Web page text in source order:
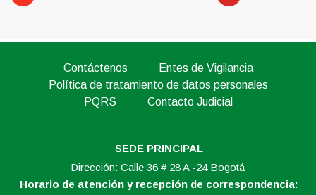
Contáctenos
Entes de Vigilancia
Política de tratamiento de datos personales
PQRS
Contacto Judicial
SEDE PRINCIPAL
Dirección: Calle 36 # 28 A -24 Bogotá
Horario de atención y recepción de correspondencia: